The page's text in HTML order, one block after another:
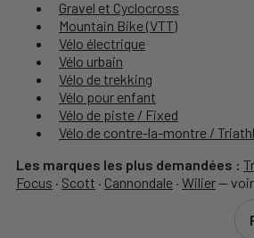
Gravel et Cyclocross
Mountain Bike (VTT)
Vélo électrique
Vélo urbain
Vélo de trekking
Vélo pour enfant
Vélo de piste / Fixed
Vélo de contre-la-montre /
Les marques les plus demandées :
Focus · Scott · Cannondale · Wilier—